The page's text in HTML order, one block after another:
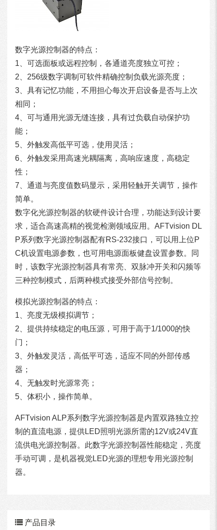
数字光源控制器的特点：
1、可选面板或远程控制，各通道亮度独立可控；
2、256级数字调制可软件精确控制负载光源亮度；
3、具有记忆功能，不用担心每次开启设备是否与上次
相同；
4、可与通用光源无缝连接，具有过负载自动保护功
能；
5、外触发高低平可选，使用灵活；
6、外触发采用高速光耦隔离，高响应速度，高稳定
性；
7、通道与亮度值数码显示，采用轻触开关调节，操作
简单。
数字化光源控制器的软硬件设计合理，功能达到设计要
求，适合高速高精的视觉检测领域应用。AFTvision DL
P系列数字光源控制器配有RS-232接口，可以用上位P
C机设置电源参数，也可用电源面板健盘设置参数。同
时，该数字光源控制器具有常亮、双脉冲开关和闪频等
三种控制模式，后两种模式接受外部信号控制。
模拟光源控制器的特点：
1、亮度无级模拟调节；
2、提供持续稳定的电压源，可用于高于1/1000的快
门；
3、外触发灵活，高低平可选，适应不同的外部传感
器；
4、无触发时光源常亮；
5、体积小，操作简单。
AFTvision ALP系列数字光源控制器是内置双路独立控
制的直流电源，提供LED照明光源所需的12V或24V直
流供电光源控制器。此数字光源控制器性能稳定，亮度
手动可调，是机器视觉LED光源的理想专用光源控制
器。
产品目录